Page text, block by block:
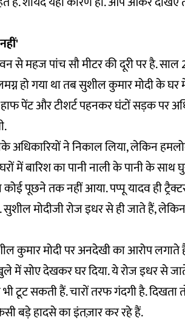
से महज पांच सौ मीटर की दूरी पर है.
हो गया था तब सुशील कुमार मोदी के घर
पेंट और टीशर्ट पहनकर घंटों सड़क पर
अधिकारियों ने निकाल लिया, लेकिन
में बारिश का पानी नाली के पानी के साथ
पूछने तक नहीं आया. पप्पू यादव ही
मोदीजी रोज इधर से ही जाते हैं,
कुमार मोदी पर अनदेखी का आरोप लगाते
में सोए देखकर घर दिया. ये रोज इधर से
टूट सकती हैं. चारों तरफ गंदगी है. दिखता
बड़े हादसे का इंतज़ार कर रहे हैं.